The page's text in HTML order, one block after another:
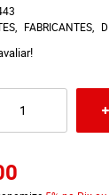
FABRICANTES